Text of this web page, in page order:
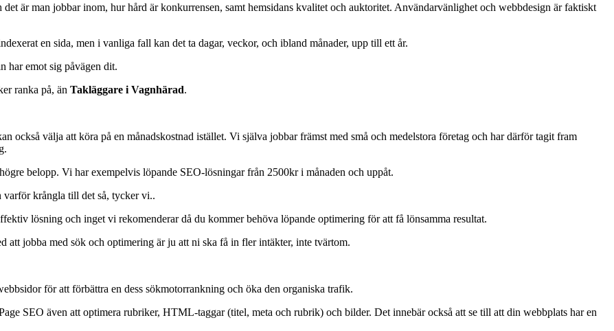
är man jobbar inom, hur hård är konkurrensen, samt hemsidans kvalitet och auktoritet. Användarvänlighet och webbdesign är faktiskt
en sida, men i vanliga fall kan det ta dagar, veckor, och ibland månader, upp till ett år.
har emot sig påvägen dit.
ranka på, än Takläggare i Vagnhärad.
också välja att köra på en månadskostnad istället. Vi själva jobbar främst med små och medelstora företag och har därför tagit fram
belopp. Vi har exempelvis löpande SEO-lösningar från 2500kr i månaden och uppåt.
varför krångla till det så, tycker vi..
lösning och inget vi rekomenderar då du kommer behöva löpande optimering för att få lönsamma resultat.
att jobba med sök och optimering är ju att ni ska få in fler intäkter, inte tvärtom.
för att förbättra en dess sökmotorrankning och öka den organiska trafik.
SEO även att optimera rubriker, HTML-taggar (titel, meta och rubrik) och bilder. Det innebär också att se till att din webbplats har en